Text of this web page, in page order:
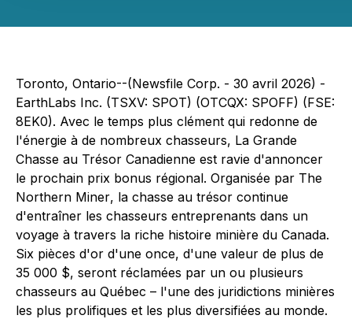
Toronto, Ontario--(Newsfile Corp. - 30 avril 2026) -
EarthLabs Inc. (TSXV: SPOT) (OTCQX: SPOFF) (FSE:
8EK0). Avec le temps plus clément qui redonne de
l'énergie à de nombreux chasseurs, La Grande
Chasse au Trésor Canadienne est ravie d'annoncer
le prochain prix bonus régional. Organisée par The
Northern Miner, la chasse au trésor continue
d'entraîner les chasseurs entreprenants dans un
voyage à travers la riche histoire minière du Canada.
Six pièces d'or d'une once, d'une valeur de plus de
35 000 $, seront réclamées par un ou plusieurs
chasseurs au Québec – l'une des juridictions minières
les plus prolifiques et les plus diversifiées au monde.